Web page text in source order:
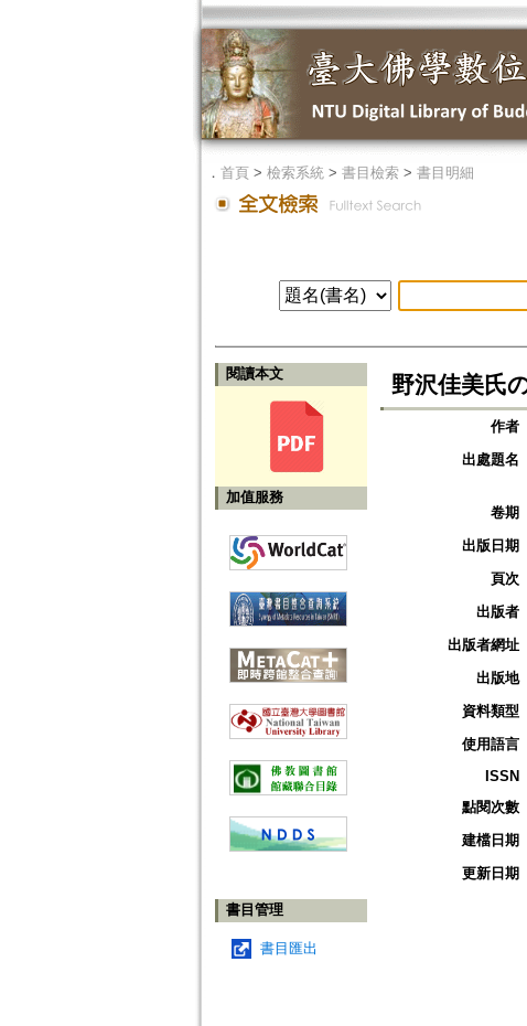
． 首頁> 檢索系統> 書目檢索> 書目明細
閱讀本文
加值服務
書目管理
書目匯出
野沢佳美氏
作者
出處題名
卷期
出版日期
頁次
出版者
出版者網址
出版地
資料類型
使用語言
ISSN
點閱次數
建檔日期
更新日期